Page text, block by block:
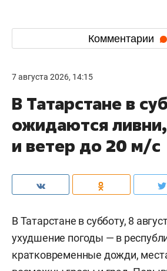
Комментарии
7 августа 2026, 14:15
В Татарстане в
ожидаются
и ветер до 20 м/с
В Татарстане в субботу, 8
ухудшение погоды — в
кратковременные дожди,